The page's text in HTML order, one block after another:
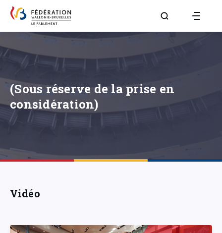
Aller à la page
(Sous réserve de la prise en
considération)
Vidéo